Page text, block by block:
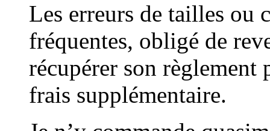
Les erreurs de tailles ou
fréquentes, obligé de
récupérer son règlement
frais supplémentaire.